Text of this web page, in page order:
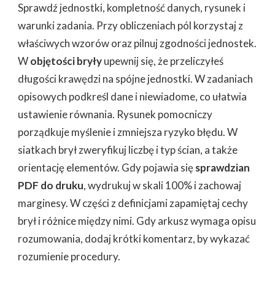
Sprawdź jednostki, kompletność danych, rysunek i
warunki zadania. Przy obliczeniach pól korzystaj z
właściwych wzorów oraz pilnuj zgodności jednostek.
Wobjętości bryłyupewnij się, że przeliczyłeś
długości krawędzi na spójne jednostki. W zadaniach
opisowych podkreśl dane i niewiadome, co ułatwia
ustawienie równania. Rysunek pomocniczy
porządkuje myślenie i zmniejsza ryzyko błędu. W
siatkach brył zweryfikuj liczbę i typ ścian, a także
orientację elementów. Gdy pojawia sięsprawdzian
PDF do druku, wydrukuj w skali 100% i zachowaj
marginesy. W części z definicjami zapamiętaj cechy
brył i różnice między nimi. Gdy arkusz wymaga opisu
rozumowania, dodaj krótki komentarz, by wykazać
rozumienie procedury.